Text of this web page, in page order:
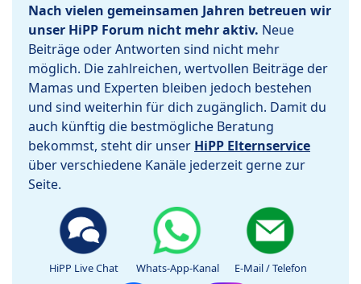
Nach vielen gemeinsamen Jahren betreuen wir
unser HiPP Forum nicht mehr aktiv. Neue
Beiträge oder Antworten sind nicht mehr
möglich. Die zahlreichen, wertvollen Beiträge der
Mamas und Experten bleiben jedoch bestehen
und sind weiterhin für dich zugänglich. Damit du
auch künftig die bestmögliche Beratung
bekommst, steht dir unser HiPP Elternservice
über verschiedene Kanäle jederzeit gerne zur
Seite.
HiPP Live Chat Whats-App-Kanal E-Mail / Telefon